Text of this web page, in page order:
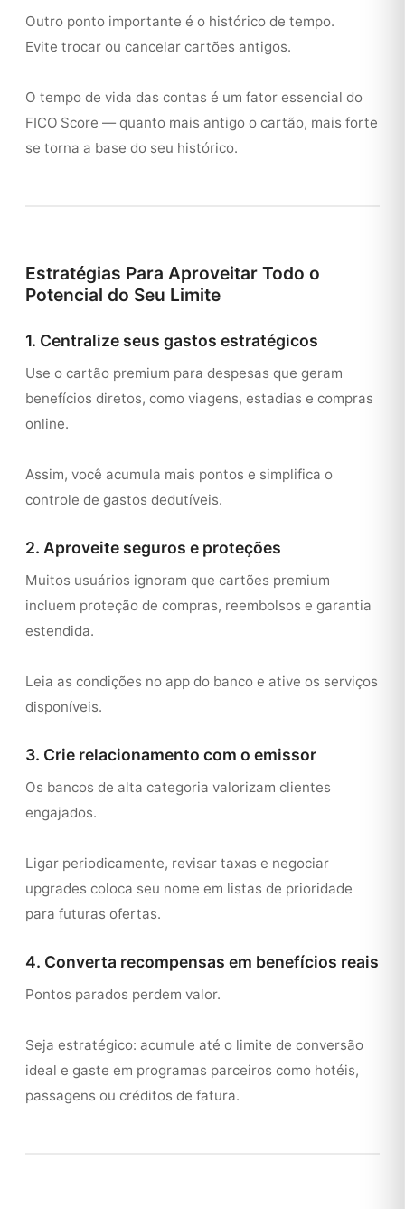
Outro ponto importante é o histórico de tempo.
Evite trocar ou cancelar cartões antigos.
O tempo de vida das contas é um fator essencial do
FICO Score — quanto mais antigo o cartão, mais forte
se torna a base do seu histórico.
Estratégias Para Aproveitar Todo o
Potencial do Seu Limite
1. Centralize seus gastos estratégicos
Use o cartão premium para despesas que geram
benefícios diretos, como viagens, estadias e compras
online.
Assim, você acumula mais pontos e simplifica o
controle de gastos dedutíveis.
2. Aproveite seguros e proteções
Muitos usuários ignoram que cartões premium
incluem proteção de compras, reembolsos e garantia
estendida.
Leia as condições no app do banco e ative os serviços
disponíveis.
3. Crie relacionamento com o emissor
Os bancos de alta categoria valorizam clientes
engajados.
Ligar periodicamente, revisar taxas e negociar
upgrades coloca seu nome em listas de prioridade
para futuras ofertas.
4. Converta recompensas em benefícios reais
Pontos parados perdem valor.
Seja estratégico: acumule até o limite de conversão
ideal e gaste em programas parceiros como hotéis,
passagens ou créditos de fatura.